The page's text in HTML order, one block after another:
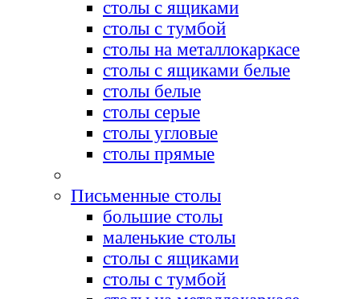
столы с ящиками
столы с тумбой
столы на металлокаркасе
столы с ящиками белые
столы белые
столы серые
столы угловые
столы прямые
Письменные столы
большие столы
маленькие столы
столы с ящиками
столы с тумбой